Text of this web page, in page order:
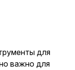
для
важно для